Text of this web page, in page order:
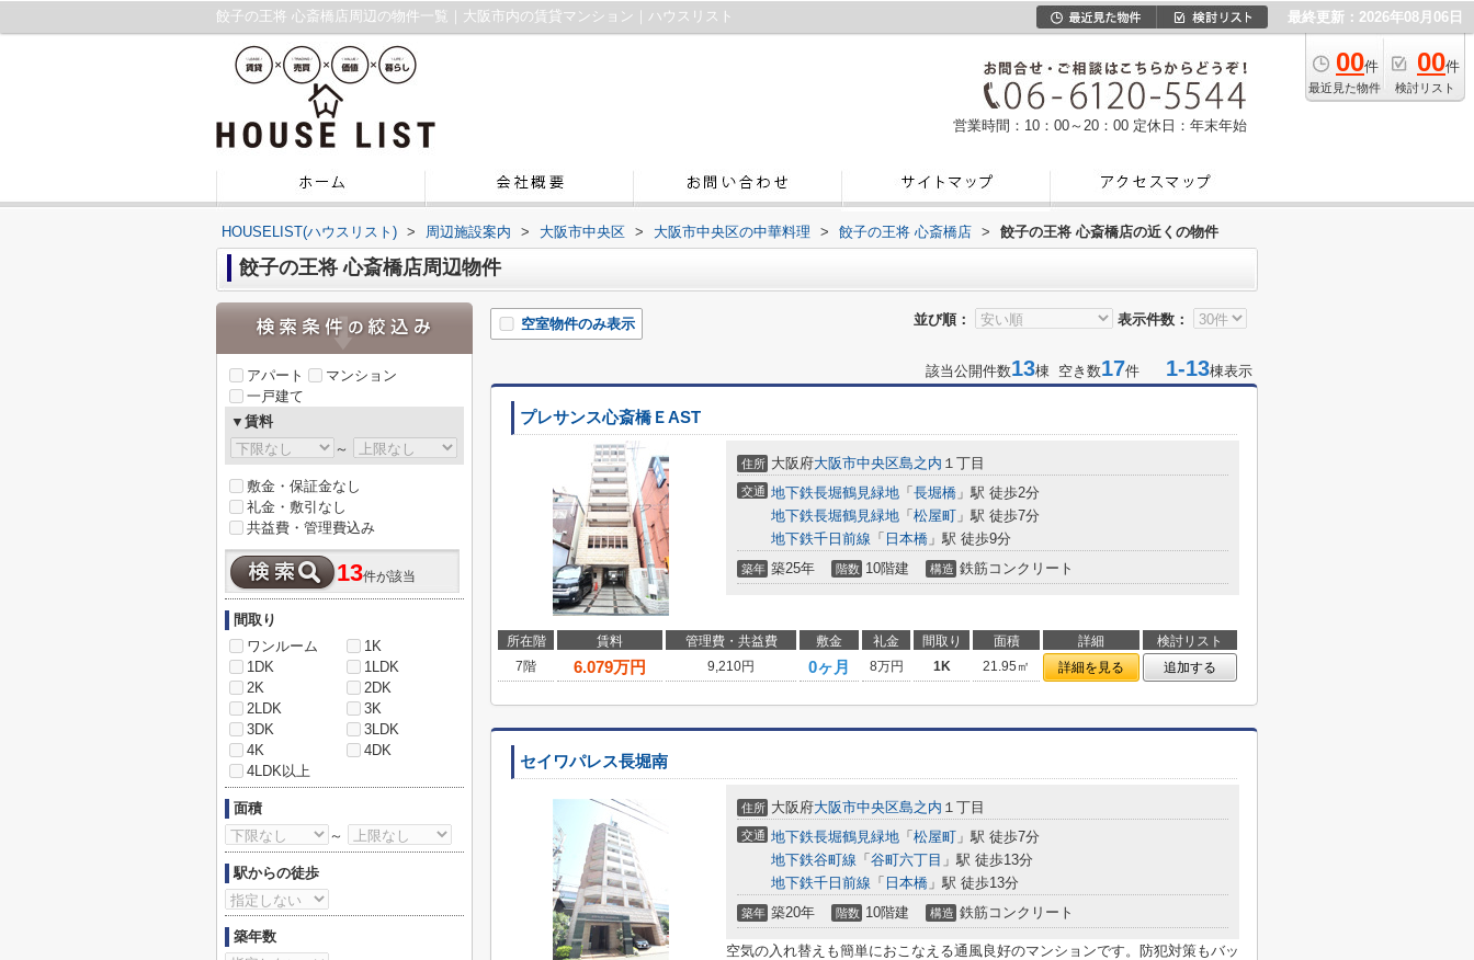
餃子の王将 心斎橋店周辺の物件一覧｜大阪市内の賃貸マンション｜ハウスリスト 最終更新：2026年08月06日
00件
最近見た物件
00件
検討リスト
営業時間：10：00～20：00 定休日：年末年始
HOUSELIST(ハウスリスト) > 周辺施設案内 > 大阪市中央区 > 大阪市中央区の中華料理 > 餃子の王将 心斎橋店 > 餃子の王将 心斎橋店の近くの物件
餃子の王将 心斎橋店周辺物件
並び順： 表示件数：
空室物件のみ表示
該当公開件数13棟 空き数17件 1-13棟表示
プレサンス心斎橋ＥAST
住所 大阪府大阪市中央区島之内 １丁目
交通 地下鉄長堀鶴見緑地 「 長堀橋 」駅 徒歩2分
地下鉄長堀鶴見緑地 「 松屋町 」駅 徒歩7分
地下鉄千日前線 「 日本橋 」駅 徒歩9分
築年 築25年 階数 10階建 構造 鉄筋コンクリート
所在階 賃料 管理費・共益費 敷金 礼金 間取り 面積 詳細
検討リスト
7階
6.079万円 9,210円 0ヶ月 8万円 1K 21.95㎡ 詳細を見る 追加する
セイワパレス長堀南
住所 大阪府大阪市中央区島之内 １丁目
交通 地下鉄長堀鶴見緑地 「 松屋町 」駅 徒歩7分
地下鉄谷町線 「 谷町六丁目 」駅 徒歩13分
地下鉄千日前線 「 日本橋 」駅 徒歩13分
築年 築20年 階数 10階建 構造 鉄筋コンクリート
空気の入れ替えも簡単におこなえる通風良好のマンションです。防犯対策もバッ
アパート
マンション
一戸建て
▼賃料
～
敷金・保証金なし
礼金・敷引なし
共益費・管理費込み
13件が該当
間取り
ワンルーム
1K
1DK
1LDK
2K
2DK
2LDK
3K
3DK
3LDK
4K
4DK
4LDK以上
面積
～
駅からの徒歩
築年数